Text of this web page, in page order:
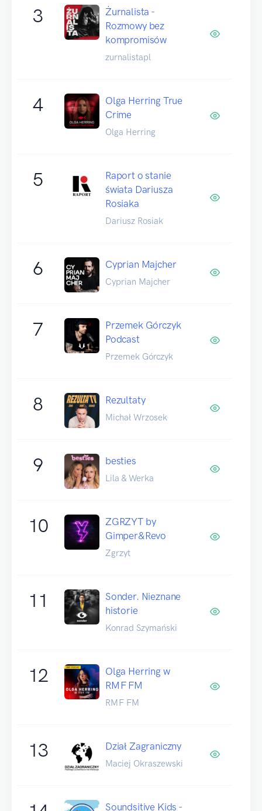
3
Żurnalista -
Rozmowy bez
kompromisów
zurnalistapl
4
Olga Herring True
Crime
Olga Herring
5
Raport o stanie
świata Dariusza
Rosiaka
Dariusz Rosiak
6 Cyprian Majcher
Cyprian Majcher
7
Przemek Górczyk
Podcast
Przemek Górczyk
8 Rezultaty
Michał Wrzosek
9 besties
Lila & Werka
10
ZGRZYT by
Gimper&Revo
Zgrzyt
11
Sonder. Nieznane
historie
Konrad Szymański
12
Olga Herring w
RMF FM
RMF FM
13 Dział Zagraniczny
Maciej Okraszewski
Soundsitive Kids -